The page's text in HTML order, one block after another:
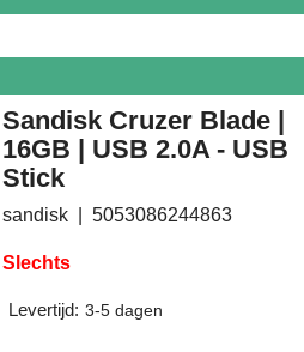
Sandisk Cruzer Blade |
16GB | USB 2.0A - USB
Stick
sandisk 5053086244863
Slechts
Levertijd: 3-5 dagen